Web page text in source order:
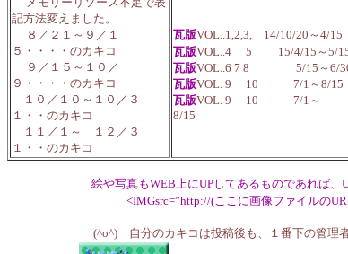
記方法変えました。
８／２１～９／１
５・・・・のカキコ
９／１５～１０／
９・・・・のカキコ
１０／１０～１０／３
１・・のカキコ
１１／１～ １２／３
１・・のカキコ
瓦版VOL..1,2,3, 14/10/20～4/15
瓦版VOL..4 5 15/4/15～5/
瓦版VOL..6 7 8 5/
瓦版VOL. 9 10 7/1～8/15
瓦版VOL. 9 10 7/1～
8/
絵や写真もWEB上にUPしてあるものであれば
<IMGsrc=”http://(ここに画像ファイルのURL)”
(^o^) 自分のカキコは投稿後も、１番下の管理